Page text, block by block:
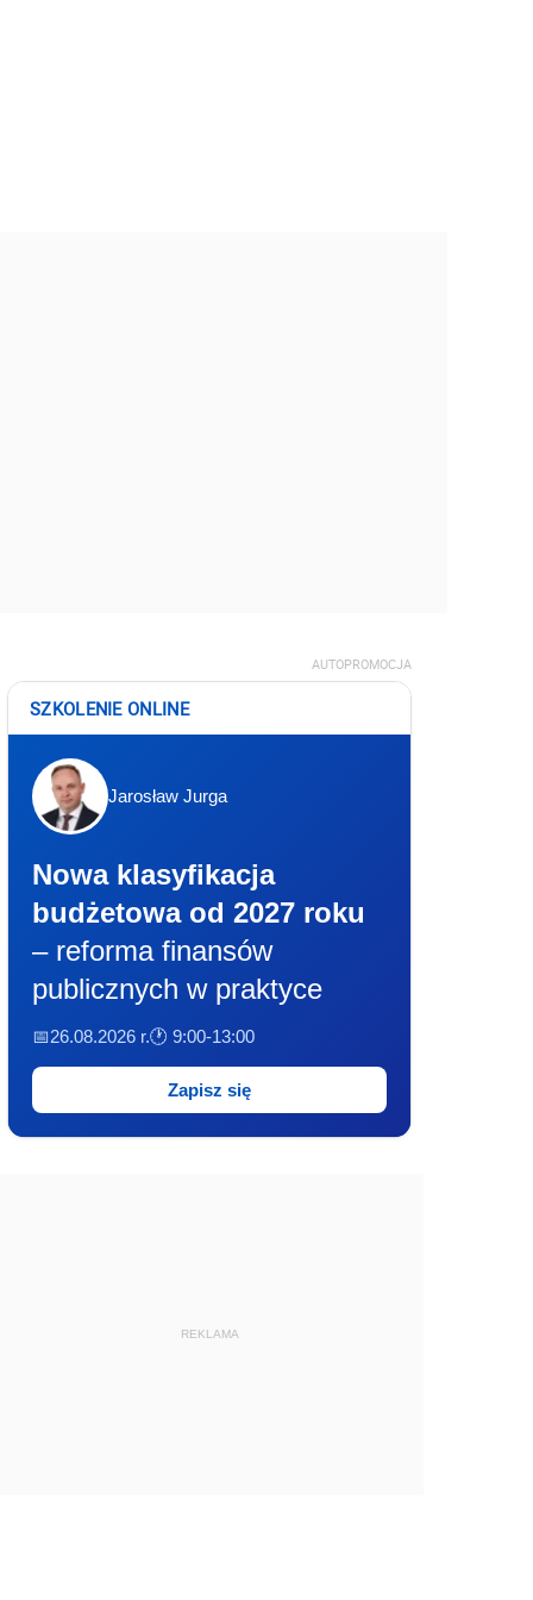
AUTOPROMOCJA
SZKOLENIE ONLINE
Jarosław Jurga
Nowa klasyfikacja
budżetowa od 2027 roku
– reforma finansów
publicznych w praktyce
📅26.08.2026 r.🕐 9:00-13:00
Zapisz się
REKLAMA